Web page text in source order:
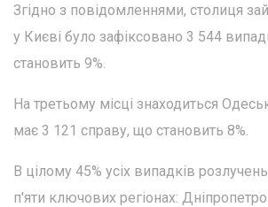
Згідно з повідомленнями, столиця
у Києві було зафіксовано 3 544
становить 9%.
На третьому місці знаходиться
має 3 121 справу, що становить 8%.
В цілому 45% усіх випадків
п'яти ключових регіонах: